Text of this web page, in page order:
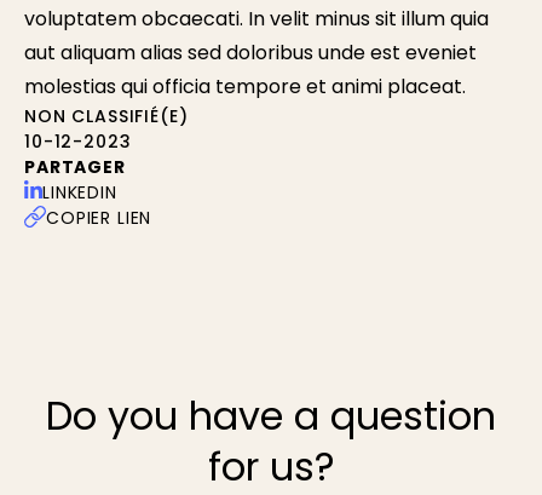
NON CLASSIFIÉ(E)
10-12-2023
PARTAGER
LINKEDIN
COPIER LIEN
voluptatem obcaecati. In velit minus sit illum quia
aut aliquam alias sed doloribus unde est eveniet
molestias qui officia tempore et animi placeat.
Do you have a question
for us?